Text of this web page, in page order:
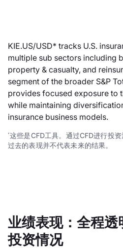
KIE.US/USD* tracks U.S.
multiple sub sectors including
property & casualty, and
segment of the broader S&P
provides focused exposure to
while maintaining
insurance business models.
*这些是CFD工具。通过CFD进行投资
过去的表现并不代表未来的结果。
业绩表现：全程
投资情况